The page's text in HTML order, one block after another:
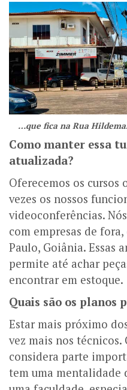
…que fica na Rua
Como manter essa
atualizada?
Oferecemos os cursos
vezes os nossos
videoconferências.
com empresas de
Paulo, Goiânia. Essas
permite até achar
encontrar em estoque.
Quais são os planos
Estar mais próximo
vez mais nos técnicos.
considera parte
tem uma mentalidade